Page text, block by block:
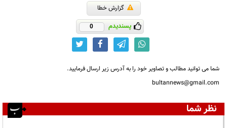
گزارش خطا
پسندیدم 0
شما می توانید مطالب و تصاویر خود را به آدرس زیر ارسال فرمایید.
bultannews@gmail.com
نظر شما